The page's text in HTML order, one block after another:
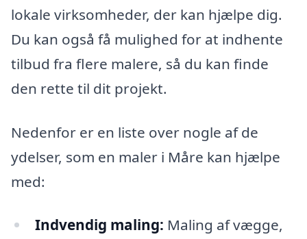
lokale virksomheder, der kan hjælpe dig.
Du kan også få mulighed for at indhente
tilbud fra flere malere, så du kan finde
den rette til dit projekt.
Nedenfor er en liste over nogle af de
ydelser, som en maler i Måre kan hjælpe
med:
Indvendig maling: Maling af vægge,